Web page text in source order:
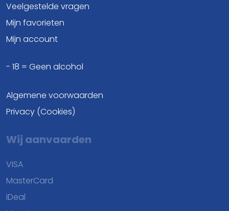
Veelgestelde vragen
Mijn favorieten
Mijn account
- 18 = Geen alcohol
Algemene voorwaarden
Privacy (Cookies)
Wij aanvaarden
VISA
MasterCard
iDeal